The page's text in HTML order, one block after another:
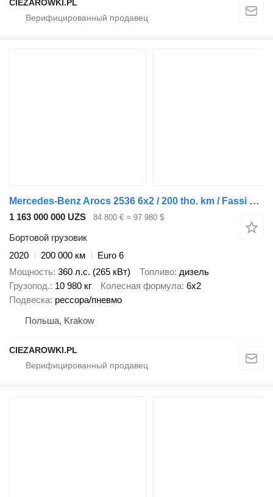
CIEZAROWKI.PL
Mercedes-Benz Arocs 2536 6x2 / 200 tho. km / Fassi F195 crane / Rotator / Pilo
1 163 000 000 UZS 84 800 € ≈ 97 980 $
Бортовой грузовик
2020
200 000 км
Euro 6
Мощность 360 л.с. (265 кВт) Топливо дизель
Грузопод. 10 980 кг Колесная формула 6x2
Подвеска рессора/пневмо
Польша, Krakow
CIEZAROWKI.PL